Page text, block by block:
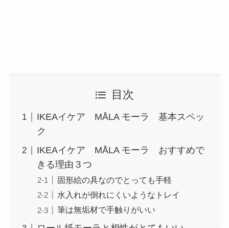
目次
IKEAイケア MÅLA モーラ 基本スペッ
ク
IKEAイケア MÅLA モーラ おすすめで
きる理由３つ
固形絵の具なのでとっても手軽
水入れが倒れにくいようなトレイ
筆は無垢材で手触りがいい